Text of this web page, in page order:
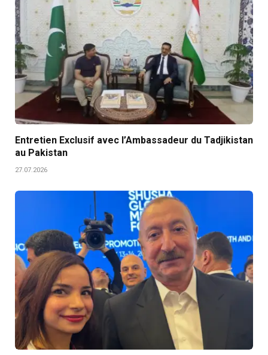
Entretien Exclusif avec l’Ambassadeur du Tadjikistan
au Pakistan
27.07.2026